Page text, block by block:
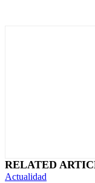
RELATED
Actualidad